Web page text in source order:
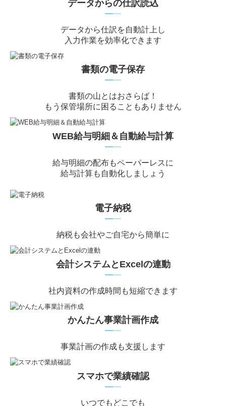
データからの仕訳読込
━━
データから仕訳を自動計上し
入力作業を効率化できます
書類の電子保存
━━
書類の山とはおさらば！
もう保管場所に困ることもありません
WEB給与明細＆自動給与計算
━━
給与明細の配布もペーパーレスに
給与計算も自動化しましょう
電子納税
━━
納税も会社やご自宅から簡単に
会計システムとExcelの連動
━━
社内資料の作成時間も短縮できます
かんたん事業計画作成
━━
事業計画の作成も支援します
スマホで業績確認
━━
いつでもどこでも